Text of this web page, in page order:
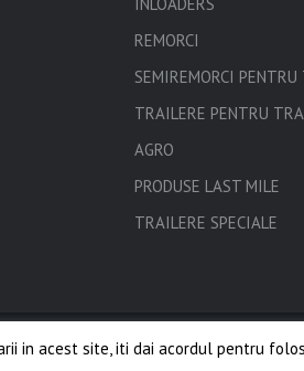
REMORCI
SEMIREMORCI
TRAILERE PENTRU
AGRO
PRODUSE LAST MILE
TRAILERE SPECIALE
Toate drepturile
in acest site, iti dai acordul pentru